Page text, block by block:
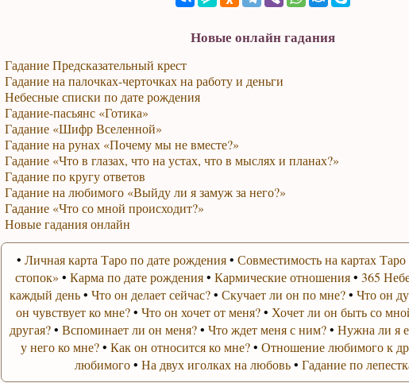
Новые онлайн гадания
Гадание Предсказательный крест
Гадание на палочках-черточках на работу и деньги
Небесные списки по дате рождения
Гадание-пасьянс «Готика»
Гадание «Шифр Вселенной»
Гадание на рунах «Почему мы не вместе?»
Гадание «Что в глазах, что на устах, что в мыслях и планах?»
Гадание по кругу ответов
Гадание на любимого «Выйду ли я замуж за него?»
Гадание «Что со мной происходит?»
Новые гадания онлайн
• Личная карта Таро по дате рождения• Совместимость на картах Таро
стопок» • Карма по дате рождения• Кармические отношения• 365
каждый день• Что он делает сейчас?• Скучает ли он по мне?• Что он
он чувствует ко мне?• Что он хочет от меня?• Хочет ли он быть со
другая?• Вспоминает ли он меня?• Что ждет меня с ним?• Нужна ли я
у него ко мне?• Как он относится ко мне?• Отношение любимого к
любимого• На двух иголках на любовь• Гадание по